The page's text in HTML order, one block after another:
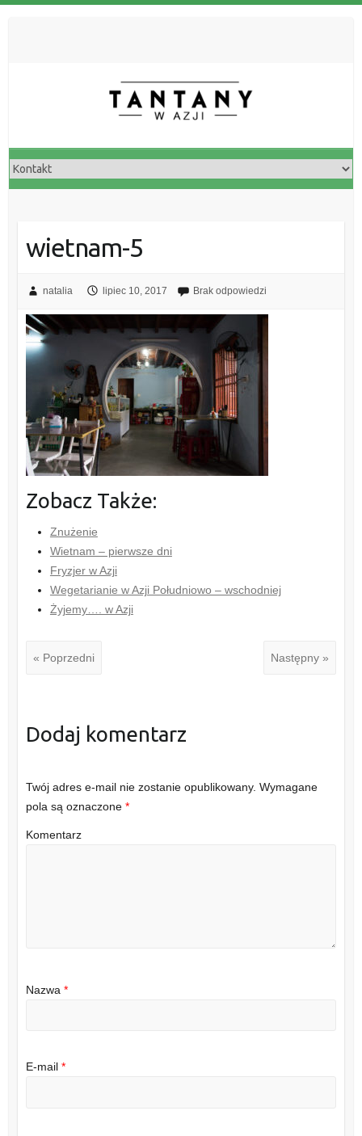
wietnam-5
natalia lipiec 10, 2017 Brak odpowiedzi
Zobacz Także:
Znużenie
Wietnam – pierwsze dni
Fryzjer w Azji
Wegetarianie w Azji Południowo – wschodniej
Żyjemy…. w Azji
« Poprzedni Następny »
Dodaj komentarz
Twój adres e-mail nie zostanie opublikowany. Wymagane
pola są oznaczone *
Komentarz
Nazwa *
E-mail *